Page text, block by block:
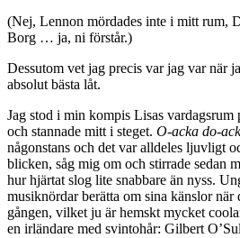
(Nej, Lennon mördades inte i mitt rum,
Borg … ja, ni förstår.)
Dessutom vet jag precis var jag var när
absolut bästa låt.
Jag stod i min kompis Lisas
och stannade mitt i steget. O-acka do-
någonstans och det var alldeles ljuvligt
blicken, såg mig om och stirrade sedan
hur hjärtat slog lite snabbare än nyss.
musiknördar berätta om sina känslor när
gången, vilket ju är hemskt mycket
en irländare med svintohår: Gilbert